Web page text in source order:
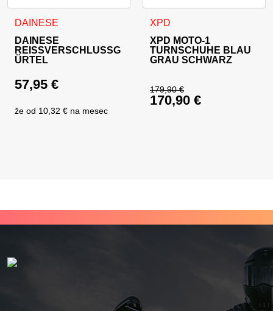
DAINESE
DAINESE
REISSVERSCHLUSSG
ÜRTEL
57,95 €
že od 10,32 € na mesec
XPD
XPD MOTO-1
TURNSCHUHE BLAU
GRAU SCHWARZ
179,90€
Ursprünglicher
170,90 €
Dieses Produkt weist